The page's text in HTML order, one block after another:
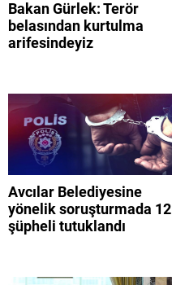
Bakan Gürlek: Terör
belasından kurtulma
arifesindeyiz
Avcılar Belediyesine
yönelik soruşturmada 12
şüpheli tutuklandı